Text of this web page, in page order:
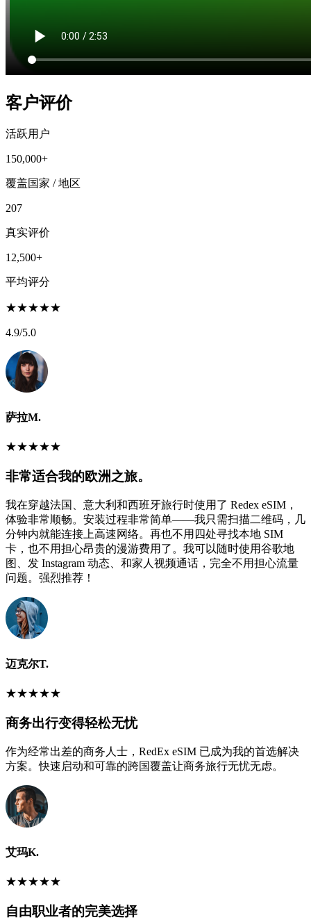
客户评价
活跃用户
150,000+
覆盖国家 / 地区
207
真实评价
12,500+
平均评分
★★★★★
4.9/5.0
萨拉M.
★★★★★
非常适合我的欧洲之旅。
我在穿越法国、意大利和西班牙旅行时使用了 Redex eSIM，
体验非常顺畅。安装过程非常简单——我只需扫描二维码，几
分钟内就能连接上高速网络。再也不用四处寻找本地 SIM
卡，也不用担心昂贵的漫游费用了。我可以随时使用谷歌地
图、发 Instagram 动态、和家人视频通话，完全不用担心流量
问题。强烈推荐！
迈克尔T.
★★★★★
商务出行变得轻松无忧
作为经常出差的商务人士，RedEx eSIM 已成为我的首选解决
方案。快速启动和可靠的跨国覆盖让商务旅行无忧无虑。
艾玛K.
★★★★★
自由职业者的完美选择